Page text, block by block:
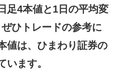
足4本値と1日の平均変
ひトレードの参考に
値は、ひまわり証券の
います。